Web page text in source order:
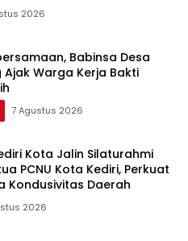
2026
Babinsa Desa
Warga Kerja Bakti
7 Agustus 2026
Kota Jalin Silaturahmi
PCNU Kota Kediri, Perkuat
Kondusivitas Daerah
2026